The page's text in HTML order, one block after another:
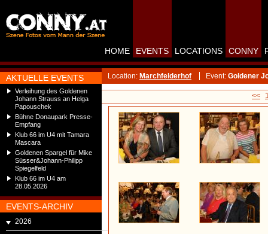
AKTUELLE EVENTS
Verleihung des Goldenen
Johann Strauss an Helga
Papouschek
Bühne Donaupark Presse-
Empfang
Klub 66 im U4 mit Tamara
Mascara
Goldenen Spargel für Mike
Süsser&Johann-Philipp
Spiegelfeld
Klub 66 im U4 am
28.05.2026
EVENTS-ARCHIV
2026
HOME EVENTS LOCATIONS CONNY
Location: Marchfelderhof Event: Goldener
<<